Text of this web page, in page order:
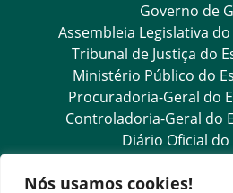
Nós usamos cookies!
Governo de
Assembleia Legislativa
Tribunal de Justiça do
Ministério Público do
Procuradoria-Geral do
Controladoria-Geral do
Diário Oficial do